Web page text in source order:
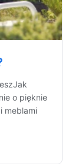
o pięknie
meblami